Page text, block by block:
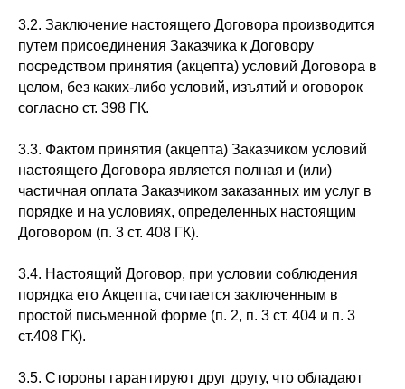
3.2. Заключение настоящего Договора производится
путем присоединения Заказчика к Договору
посредством принятия (акцепта) условий Договора в
целом, без каких-либо условий, изъятий и оговорок
согласно ст. 398 ГК.
3.3. Фактом принятия (акцепта) Заказчиком условий
настоящего Договора является полная и (или)
частичная оплата Заказчиком заказанных им услуг в
порядке и на условиях, определенных настоящим
Договором (п. 3 ст. 408 ГК).
3.4. Настоящий Договор, при условии соблюдения
порядка его Акцепта, считается заключенным в
простой письменной форме (п. 2, п. 3 ст. 404 и п. 3
ст.408 ГК).
3.5. Стороны гарантируют друг другу, что обладают